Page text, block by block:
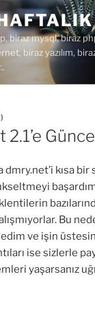
biraz mysql, biraz
biraz yazılım,
)
2.1’e
dmry.net’i kısa bir
Bu
ve işin
ise sizlerle
yaşarsanız